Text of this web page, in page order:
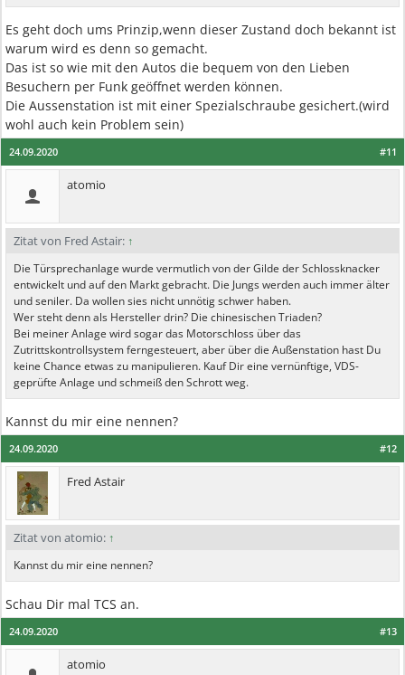
Es geht doch ums Prinzip,wenn dieser Zustand doch bekannt ist
warum wird es denn so gemacht.
Das ist so wie mit den Autos die bequem von den Lieben
Besuchern per Funk geöffnet werden können.
Die Aussenstation ist mit einer Spezialschraube gesichert.(wird
wohl auch kein Problem sein)
#11
24.09.2020
atomio
Zitat von Fred Astair: ↑
Die Türsprechanlage wurde vermutlich von der Gilde der Schlossknacker
entwickelt und auf den Markt gebracht. Die Jungs werden auch immer älter
und seniler. Da wollen sies nicht unnötig schwer haben.
Wer steht denn als Hersteller drin? Die chinesischen Triaden?
Bei meiner Anlage wird sogar das Motorschloss über das
Zutrittskontrollsystem ferngesteuert, aber über die Außenstation hast Du
keine Chance etwas zu manipulieren. Kauf Dir eine vernünftige, VDS-
geprüfte Anlage und schmeiß den Schrott weg.
Kannst du mir eine nennen?
#12
24.09.2020
Fred Astair
Zitat von atomio: ↑
Kannst du mir eine nennen?
Schau Dir mal TCS an.
#13
24.09.2020
atomio